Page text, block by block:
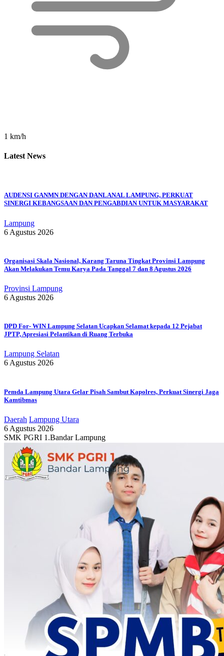
1 km/h
Latest News
AUDENSI GANMN DENGAN DANLANAL LAMPUNG, PERKUAT
SINERGI KEBANGSAAN DAN PENGABDIAN UNTUK MASYARAKAT
Lampung
6 Agustus 2026
Organisasi Skala Nasional, Karang Taruna Tingkat Provinsi Lampung
Akan Melakukan Temu Karya Pada Tanggal 7 dan 8 Agustus 2026
Provinsi Lampung
6 Agustus 2026
DPD For- WIN Lampung Selatan Ucapkan Selamat kepada 12 Pejabat
JPTP, Apresiasi Pelantikan di Ruang Terbuka
Lampung Selatan
6 Agustus 2026
Pemda Lampung Utara Gelar Pisah Sambut Kapolres, Perkuat Sinergi Jaga
Kamtibmas
Daerah Lampung Utara
6 Agustus 2026
SMK PGRI 1.Bandar Lampung